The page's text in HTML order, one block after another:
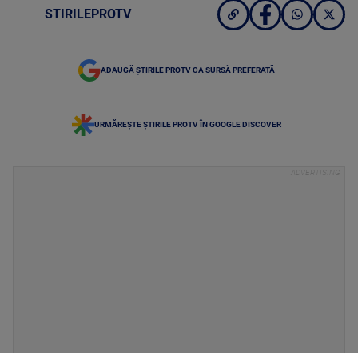
STIRILEPROTV
ADAUGĂ ȘTIRILE PROTV CA SURSĂ PREFERATĂ
URMĂREȘTE ȘTIRILE PROTV ÎN GOOGLE DISCOVER